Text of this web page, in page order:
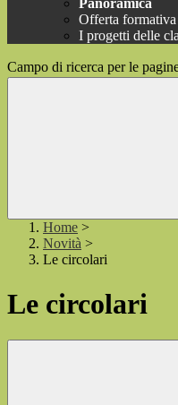
Panoramica
Offerta formativa
I progetti delle
Campo di ricerca per le
Home >
Novità >
Le circolari
Le circolari